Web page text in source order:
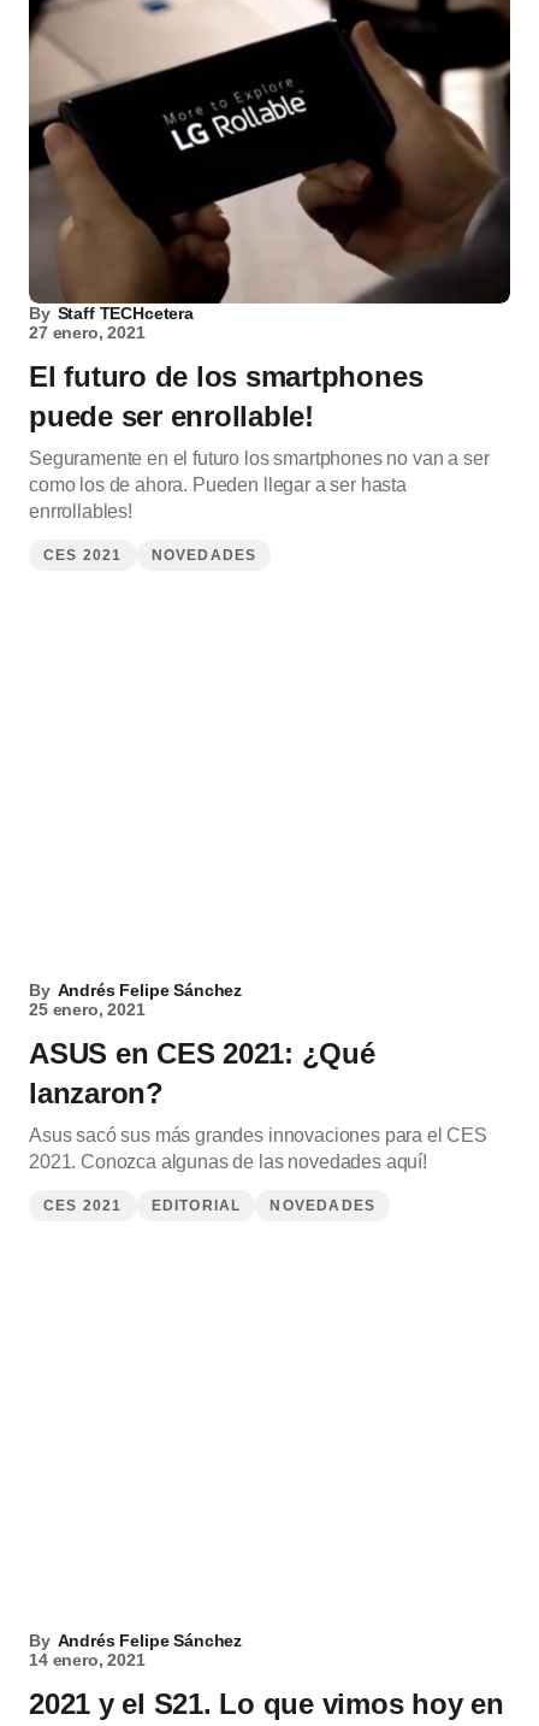
By Staff TECHcetera
27 enero, 2021
El futuro de los smartphones
puede ser enrollable!
Seguramente en el futuro los smartphones no van a ser
como los de ahora. Pueden llegar a ser hasta
enrrollables!
CES 2021 NOVEDADES
By Andrés Felipe Sánchez
25 enero, 2021
ASUS en CES 2021: ¿Qué
lanzaron?
Asus sacó sus más grandes innovaciones para el CES
2021. Conozca algunas de las novedades aquí!
CES 2021 EDITORIAL NOVEDADES
By Andrés Felipe Sánchez
14 enero, 2021
2021 y el S21. Lo que vimos hoy en